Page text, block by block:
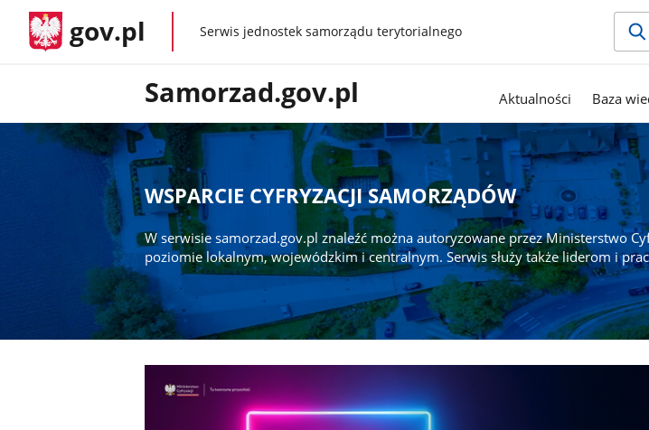
gov.pl gov.plSerwis jednostek samorządu terytorialnego
Samorzad.gov.pl Aktualności Baza
WSPARCIE CYFRYZACJI SAMORZĄDÓW
W serwisie samorzad.gov.pl znaleźć można autoryzowane przez Ministerstwo
poziomie lokalnym, wojewódzkim i centralnym. Serwis służy także liderom i